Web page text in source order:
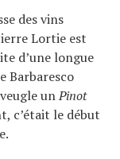
des vins
Lortie est
d’une longue
Barbaresco
unPinot
c’était le début